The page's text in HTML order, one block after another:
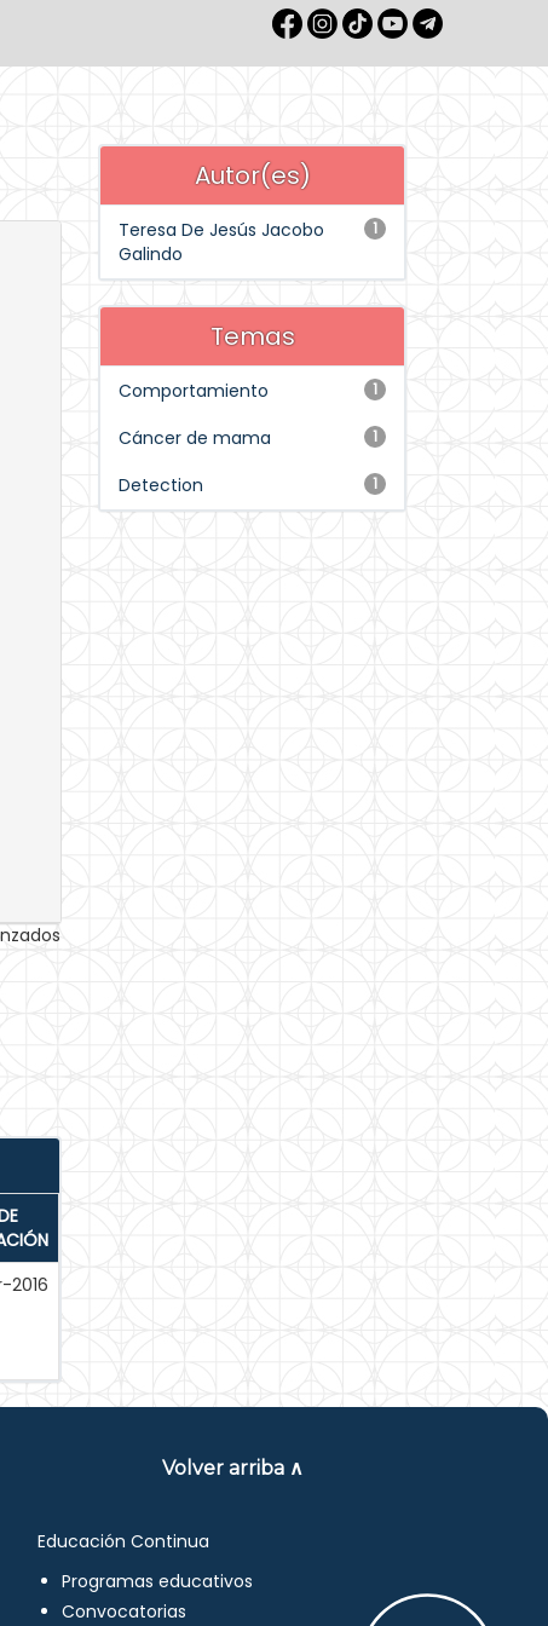
2016
Autor(es)
1
Teresa De Jesús Jacobo
Galindo
Temas
1
Comportamiento
1
Cáncer de mama
1
Detection
Volver arriba ∧
Educación Continua
Programas educativos
Convocatorias